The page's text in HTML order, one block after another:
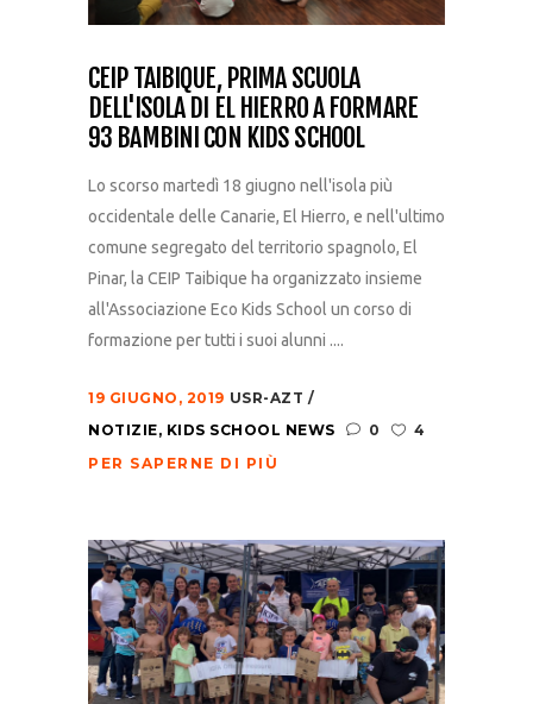
CEIP TAIBIQUE, PRIMA SCUOLA
DELL'ISOLA DI EL HIERRO A FORMARE
93 BAMBINI CON KIDS SCHOOL
Lo scorso martedì 18 giugno nell'isola più
occidentale delle Canarie, El Hierro, e nell'ultimo
comune segregato del territorio spagnolo, El
Pinar, la CEIP Taibique ha organizzato insieme
all'Associazione Eco Kids School un corso di
formazione per tutti i suoi alunni ....
19 GIUGNO, 2019 USR-AZT
NOTIZIE, KIDS SCHOOL NEWS 0
4
PER SAPERNE DI PIÙ